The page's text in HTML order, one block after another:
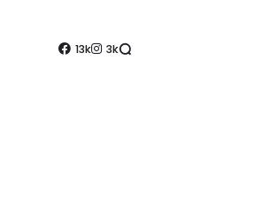
13k 3k